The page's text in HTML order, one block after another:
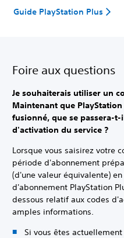
Guide PlayStation Plus
Foire aux questions
Je souhaiterais utiliser un
Maintenant que
fusionné, que se passera-
d'activation du service ?
Lorsque vous saisirez votre
période d'abonnement
(d'une valeur équivalente)
d'abonnement PlayStation
dessous relatif aux codes
amples informations.
Si vous êtes